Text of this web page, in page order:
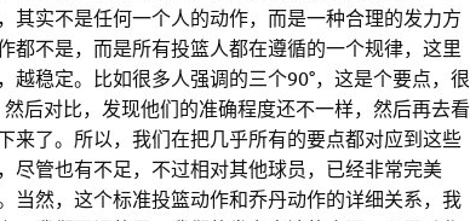
其实不是任何一个人的动作，而是一种合理的发力方
都不是，而是所有投篮人都在遵循的一个规律，这里
稳定。比如很多人强调的三个90°，这是个要点，很
后对比，发现他们的准确程度还不一样，然后再去看
来了。所以，我们在把几乎所有的要点都对应到这些
尽管也有不足，不过相对其他球员，已经非常完美
当然，这个标准投篮动作和乔丹动作的详细关系，我